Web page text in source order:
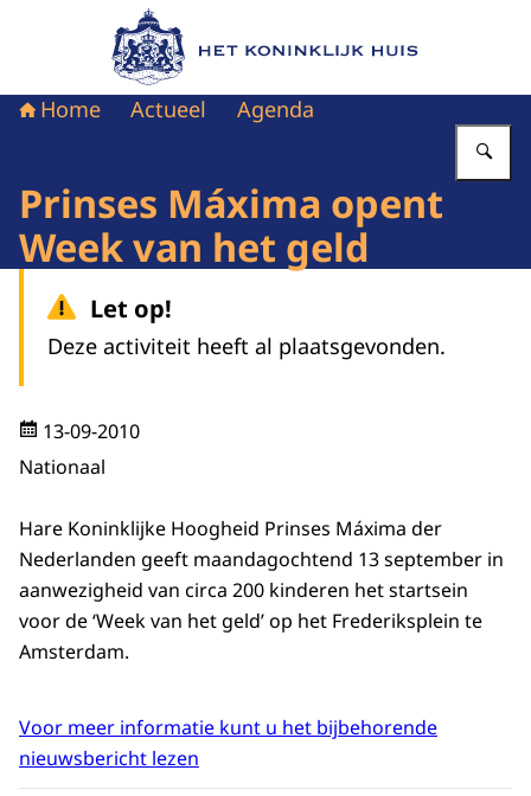
Naar de homepage van Het Koninklijk Huis
Home Actueel Agenda
Prinses Máxima opent
Week van het geld
Let op!
Deze activiteit heeft al plaatsgevonden.
13-09-2010
Nationaal
Hare Koninklijke Hoogheid Prinses Máxima der
Nederlanden geeft maandagochtend 13 september in
aanwezigheid van circa 200 kinderen het startsein
voor de ‘Week van het geld’ op het Frederiksplein te
Amsterdam.
Voor meer informatie kunt u het bijbehorende
nieuwsbericht lezen